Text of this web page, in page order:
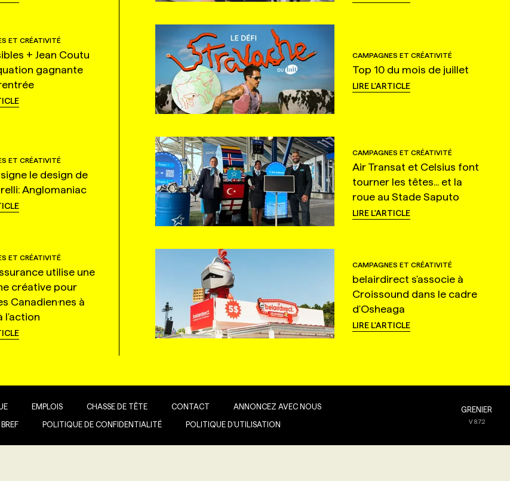
ET CRÉATIVITÉ
+ Jean Coutu
gagnante
CAMPAGNES ET CRÉATIVITÉ
Top 10 du mois de juillet
LIRE L'ARTICLE
ET CRÉATIVITÉ
le design de
Anglomaniac
CAMPAGNES ET CRÉATIVITÉ
Air Transat et Celsius font
tourner les têtes... et la
roue au Stade Saputo
LIRE L'ARTICLE
ET CRÉATIVITÉ
utilise une
créative pour
Canadien·nes à
l'action
CAMPAGNES ET CRÉATIVITÉ
belairdirect s'associe à
Croissound dans le cadre
d'Osheaga
LIRE L'ARTICLE
EMPLOIS CHASSE DE TÊTE CONTACT ANNONCEZ AVEC NOUS
POLITIQUE DE CONFIDENTIALITÉ POLITIQUE D’UTILISATION
GRENIER
V8.7.2